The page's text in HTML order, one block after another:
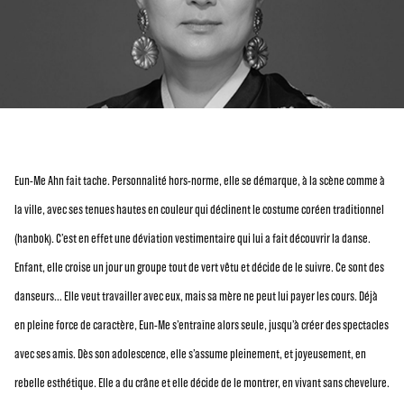
Eun-Me Ahn fait tache. Personnalité hors-norme, elle se démarque, à la scène comme à
la ville, avec ses tenues hautes en couleur qui déclinent le costume coréen traditionnel
(hanbok). C’est en effet une déviation vestimentaire qui lui a fait découvrir la danse.
Enfant, elle croise un jour un groupe tout de vert vêtu et décide de le suivre. Ce sont des
danseurs… Elle veut travailler avec eux, mais sa mère ne peut lui payer les cours. Déjà
en pleine force de caractère, Eun-Me s’entraîne alors seule, jusqu’à créer des spectacles
avec ses amis. Dès son adolescence, elle s’assume pleinement, et joyeusement, en
rebelle esthétique. Elle a du crâne et elle décide de le montrer, en vivant sans chevelure.